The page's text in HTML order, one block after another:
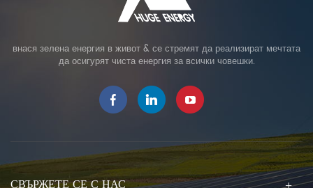
внася зелена енергия в живот & се стремят да реализират мечтата
да осигурят чиста енергия за всички човешки.